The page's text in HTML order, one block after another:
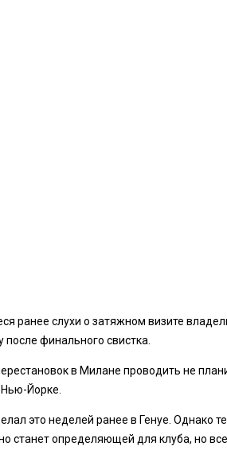
ранее слухи о затяжном визите
финального свистка.
в Милане проводить не
Йорке.
это неделей ранее в Генуе. Однако
станет определяющей для клуба, но